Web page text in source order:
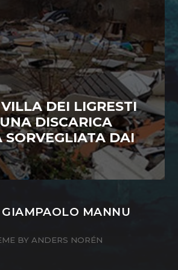
DEI LIGRESTI
DISCARICA
SORVEGLIATA DAI
GIAMPAOLO MANNU
BY ANDERS NORÉN